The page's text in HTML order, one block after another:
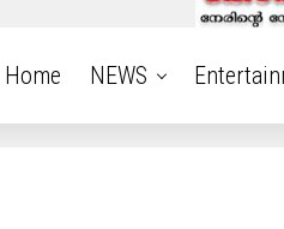
Home NEWS